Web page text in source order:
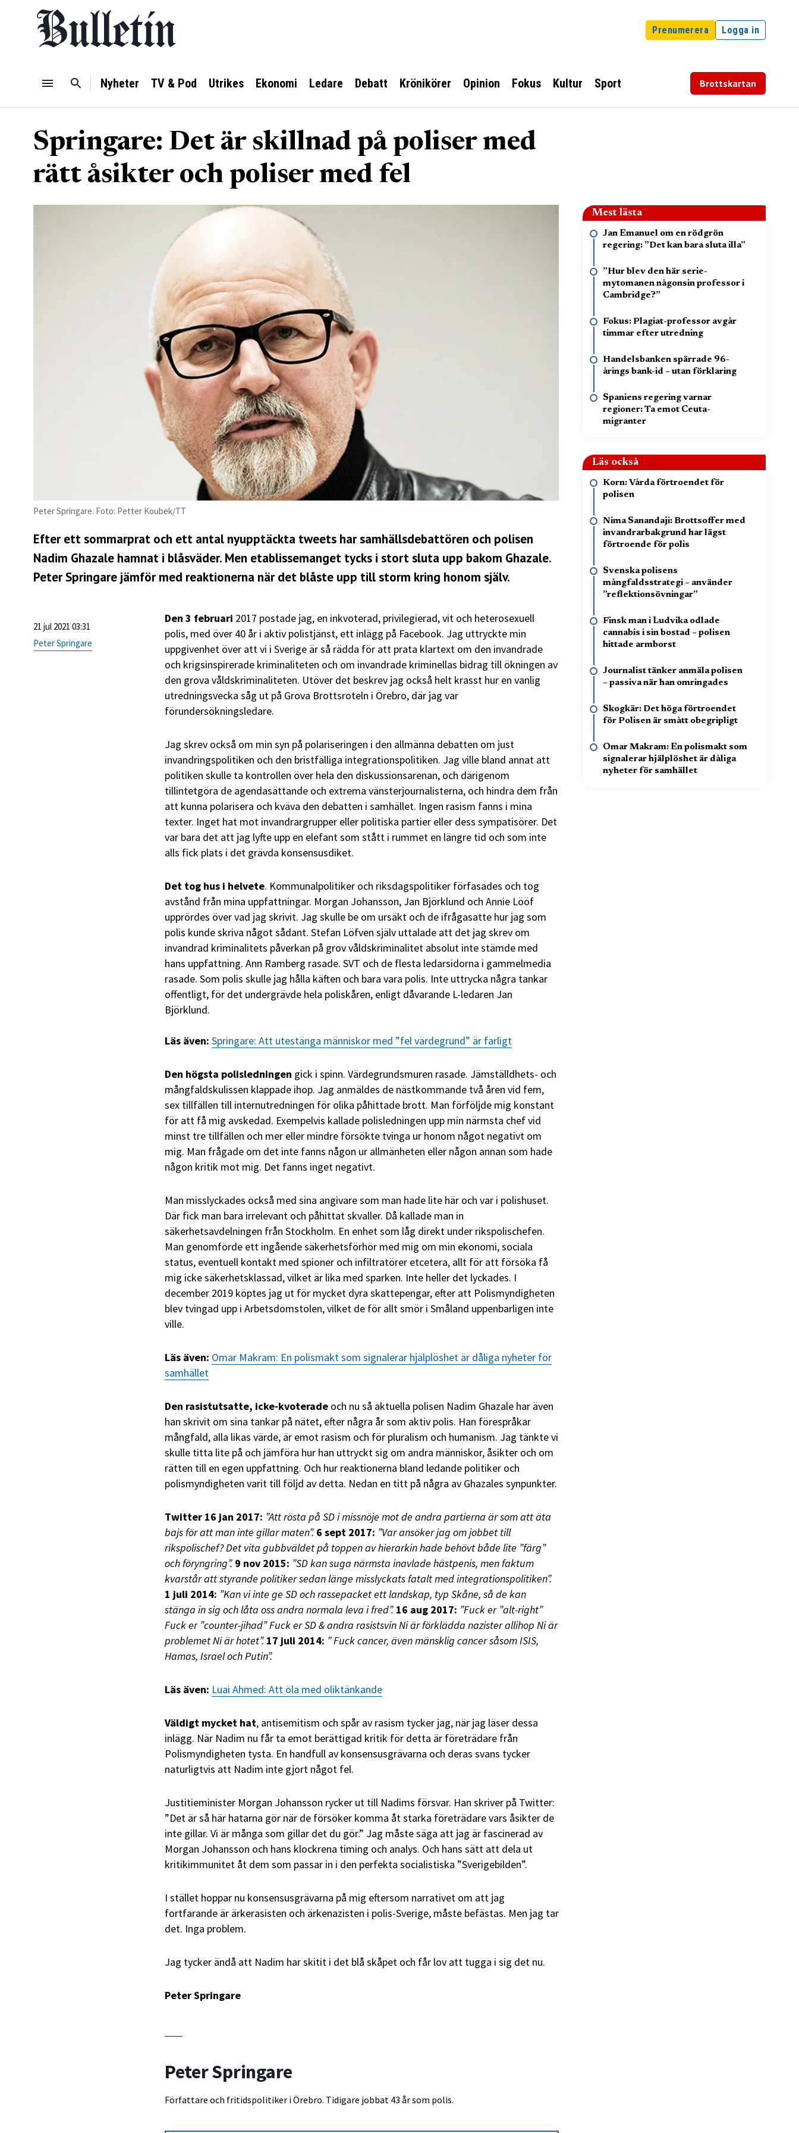
Prenumerera Logga in
Nyheter TV & Pod Utrikes Ekonomi Ledare Debatt Krönikörer Opinion Fokus Kultur Sport Brottskartan
Springare: Det är skillnad på poliser med
rätt åsikter och poliser med fel
Peter Springare. Foto: Petter Koubek/TT
Efter ett sommarprat och ett antal nyupptäckta tweets har samhällsdebattören och polisen
Nadim Ghazale hamnat i blåsväder. Men etablissemanget tycks i stort sluta upp bakom Ghazale.
Peter Springare jämför med reaktionerna när det blåste upp till storm kring honom själv.
21 jul 2021 03:31
Peter Springare
Den 3 februari 2017 postade jag, en inkvoterad, privilegierad, vit och heterosexuell
polis, med över 40 år i aktiv polistjänst, ett inlägg på Facebook. Jag uttryckte min
uppgivenhet över att vi i Sverige är så rädda för att prata klartext om den invandrade
och krigsinspirerade kriminaliteten och om invandrade kriminellas bidrag till ökningen av
den grova våldskriminaliteten. Utöver det beskrev jag också helt krasst hur en vanlig
utredningsvecka såg ut på Grova Brottsroteln i Örebro, där jag var
förundersökningsledare.
Jag skrev också om min syn på polariseringen i den allmänna debatten om just
invandringspolitiken och den bristfälliga integrationspolitiken. Jag ville bland annat att
politiken skulle ta kontrollen över hela den diskussionsarenan, och därigenom
tillintetgöra de agendasättande och extrema vänsterjournalisterna, och hindra dem från
att kunna polarisera och kväva den debatten i samhället. Ingen rasism fanns i mina
texter. Inget hat mot invandrargrupper eller politiska partier eller dess sympatisörer. Det
var bara det att jag lyfte upp en elefant som stått i rummet en längre tid och som inte
alls fick plats i det grävda konsensusdiket.
Det tog hus i helvete. Kommunalpolitiker och riksdagspolitiker förfasades och tog
avstånd från mina uppfattningar. Morgan Johansson, Jan Björklund och Annie Lööf
upprördes över vad jag skrivit. Jag skulle be om ursäkt och de ifrågasatte hur jag som
polis kunde skriva något sådant. Stefan Löfven själv uttalade att det jag skrev om
invandrad kriminalitets påverkan på grov våldskriminalitet absolut inte stämde med
hans uppfattning. Ann Ramberg rasade. SVT och de flesta ledarsidorna i gammelmedia
rasade. Som polis skulle jag hålla käften och bara vara polis. Inte uttrycka några tankar
offentligt, för det undergrävde hela poliskåren, enligt dåvarande L-ledaren Jan
Björklund.
Läs även: Springare: Att utestänga människor med ”fel värdegrund” är farligt
Den högsta polisledningen gick i spinn. Värdegrundsmuren rasade. Jämställdhets- och
mångfaldskulissen klappade ihop. Jag anmäldes de nästkommande två åren vid fem,
sex tillfällen till internutredningen för olika påhittade brott. Man förföljde mig konstant
för att få mig avskedad. Exempelvis kallade polisledningen upp min närmsta chef vid
minst tre tillfällen och mer eller mindre försökte tvinga ur honom något negativt om
mig. Man frågade om det inte fanns någon ur allmänheten eller någon annan som hade
någon kritik mot mig. Det fanns inget negativt.
Man misslyckades också med sina angivare som man hade lite här och var i polishuset.
Där fick man bara irrelevant och påhittat skvaller. Då kallade man in
säkerhetsavdelningen från Stockholm. En enhet som låg direkt under rikspolischefen.
Man genomförde ett ingående säkerhetsförhör med mig om min ekonomi, sociala
status, eventuell kontakt med spioner och infiltratörer etcetera, allt för att försöka få
mig icke säkerhetsklassad, vilket är lika med sparken. Inte heller det lyckades. I
december 2019 köptes jag ut för mycket dyra skattepengar, efter att Polismyndigheten
blev tvingad upp i Arbetsdomstolen, vilket de för allt smör i Småland uppenbarligen inte
ville.
Läs även: Omar Makram: En polismakt som signalerar hjälplöshet är dåliga nyheter för
samhället
Den rasistutsatte, icke-kvoterade och nu så aktuella polisen Nadim Ghazale har även
han skrivit om sina tankar på nätet, efter några år som aktiv polis. Han förespråkar
mångfald, alla likas värde, är emot rasism och för pluralism och humanism. Jag tänkte vi
skulle titta lite på och jämföra hur han uttryckt sig om andra människor, åsikter och om
rätten till en egen uppfattning. Och hur reaktionerna bland ledande politiker och
polismyndigheten varit till följd av detta. Nedan en titt på några av Ghazales synpunkter.
Twitter 16 jan 2017: ”Att rösta på SD i missnöje mot de andra partierna är som att äta
bajs för attman inte gillar maten”. 6 sept 2017: ”Var ansöker jag om jobbet till
rikspolischef? Det vita gubbväldetpå toppen av hierarkin hade behövt både lite ”färg”
och föryngring”. 9 nov 2015: ”SDkan suga närmsta inavlade hästpenis, men faktum
kvarstår att styrande politiker sedan länge misslyckats fatalt med integrationspolitiken”.
1 juli 2014: ”Kan vi inte ge SD och rassepacket ett landskap, typ Skåne, så de kan
stänga in sig och låta oss andra normala leva i fred”. 16 aug 2017: ”Fuck er ”alt-right”
Fuck er ”counter-jihad” Fuck er SD & andra rasistsvin Ni är förklädda nazister allihop Ni är
problemet Ni är hotet”. 17 juli 2014: ” Fuck cancer, även mänsklig cancer såsom ISIS,
Hamas, Israel och Putin”.
Läs även: Luai Ahmed: Att öla med oliktänkande
Väldigt mycket hat, antisemitism och spår av rasism tycker jag, när jag läser dessa
inlägg. När Nadim nu får ta emot berättigad kritik för detta är företrädare från
Polismyndigheten tysta. En handfull av konsensusgrävarna och deras svans tycker
naturligtvis att Nadim inte gjort något fel.
Justitieminister Morgan Johansson rycker ut till Nadims försvar. Han skriver på Twitter:
”Det är så här hatarna gör när de försöker komma åt starka företrädare vars åsikter de
inte gillar. Vi är många som gillar det du gör.” Jag måste säga att jag är fascinerad av
Morgan Johansson och hans klockrena timing och analys. Och hans sätt att dela ut
kritikimmunitet åt dem som passar in i den perfekta socialistiska ”Sverigebilden”.
I stället hoppar nu konsensusgrävarna på mig eftersom narrativet om att jag
fortfarande är ärkerasisten och ärkenazisten i polis-Sverige, måste befästas. Men jag tar
det. Inga problem.
Jag tycker ändå att Nadim har skitit i det blå skåpet och får lov att tugga i sig det nu.
Peter Springare
Peter Springare
Författare och fritidspolitiker i Örebro. Tidigare jobbat 43 år som polis.
Mest lästa
Jan Emanuel om en rödgrön
regering: ”Det kan bara sluta illa”
”Hur blev den här serie-
mytomanen någonsin professor i
Cambridge?”
Fokus: Plagiat-professor avgår
timmar efter utredning
Handelsbanken spärrade 96-
årings bank-id – utan förklaring
Spaniens regering varnar
regioner: Ta emot Ceuta-
migranter
Läs också
Korn: Vårda förtroendet för
polisen
Nima Sanandaji: Brottsoffer med
invandrarbakgrund har lägst
förtroende för polis
Svenska polisens
mångfaldsstrategi – använder
”reflektionsövningar”
Finsk man i Ludvika odlade
cannabis i sin bostad – polisen
hittade armborst
Journalist tänker anmäla polisen
– passiva när han omringades
Skogkär: Det höga förtroendet
för Polisen är smått obegripligt
Omar Makram: En polismakt som
signalerar hjälplöshet är dåliga
nyheter för samhället